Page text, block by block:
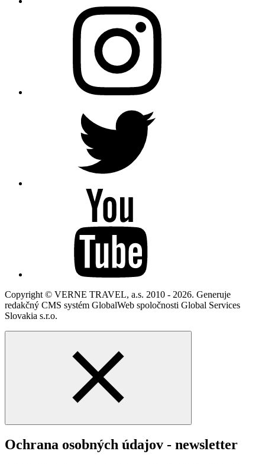
Copyright © VERNE TRAVEL, a.s. 2010 - 2026. Generuje
redakčný CMS systém GlobalWeb spoločnosti Global Services
Slovakia s.r.o.
Ochrana osobných údajov - newsletter